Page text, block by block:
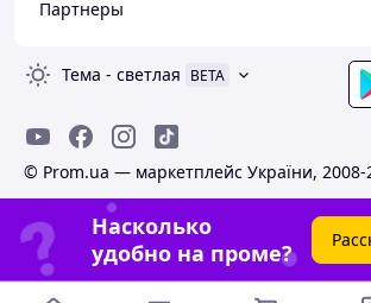
Партнеры
Тема - светлая BETA
© Prom.ua — маркетплейс України, 2008-
Насколько
удобно на проме?